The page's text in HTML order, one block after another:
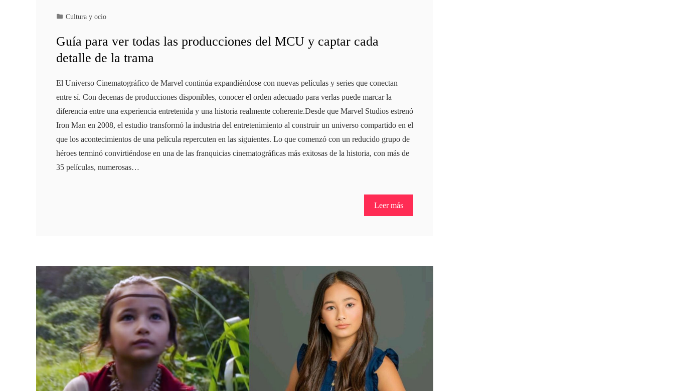
Cultura y ocio
Guía para ver todas las producciones del MCU y captar cada
detalle de la trama
El Universo Cinematográfico de Marvel continúa expandiéndose con nuevas películas y series que conectan
entre sí. Con decenas de producciones disponibles, conocer el orden adecuado para verlas puede marcar la
diferencia entre una experiencia entretenida y una historia realmente coherente.Desde que Marvel Studios estrenó
Iron Man en 2008, el estudio transformó la industria del entretenimiento al construir un universo compartido en el
que los acontecimientos de una película repercuten en las siguientes. Lo que comenzó con un reducido grupo de
héroes terminó convirtiéndose en una de las franquicias cinematográficas más exitosas de la historia, con más de
35 películas, numerosas…
Leer más